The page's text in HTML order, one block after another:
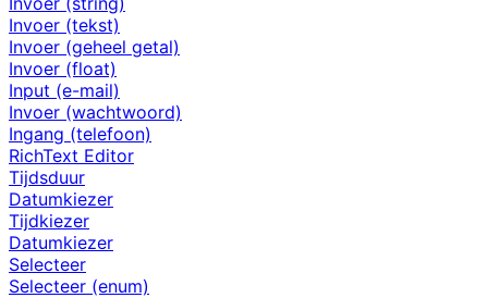
Invoer (tekst)
Invoer (geheel getal)
Invoer (float)
Input (e-mail)
Invoer (wachtwoord)
Ingang (telefoon)
RichText Editor
Tijdsduur
Datumkiezer
Tijdkiezer
Datumkiezer
Selecteer
Selecteer (enum)